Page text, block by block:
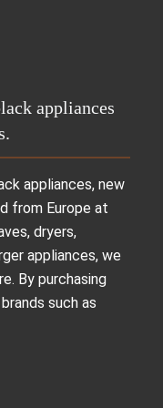
appliances
appliances, new
from Europe at
dryers,
appliances, we
By purchasing
such as